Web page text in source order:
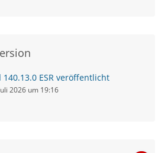
ESR veröffentlicht
2026 um 19:16